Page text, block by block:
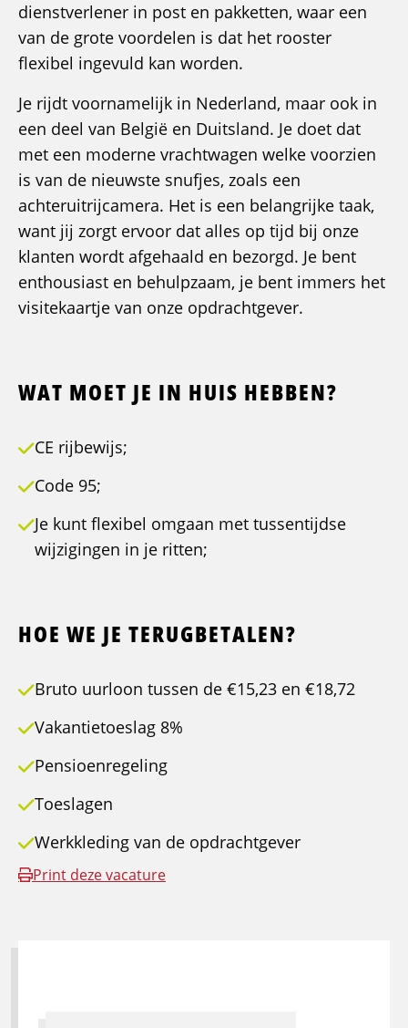
dienstverlener in post en pakketten, waar een
van de grote voordelen is dat het rooster
flexibel ingevuld kan worden.
Je rijdt voornamelijk in Nederland, maar ook in
een deel van België en Duitsland. Je doet dat
met een moderne vrachtwagen welke voorzien
is van de nieuwste snufjes, zoals een
achteruitrijcamera. Het is een belangrijke taak,
want jij zorgt ervoor dat alles op tijd bij onze
klanten wordt afgehaald en bezorgd. Je bent
enthousiast en behulpzaam, je bent immers het
visitekaartje van onze opdrachtgever.
WAT MOET JE IN HUIS HEBBEN?
CE rijbewijs;
Code 95;
Je kunt flexibel omgaan met tussentijdse
wijzigingen in je ritten;
HOE WE JE TERUGBETALEN?
Bruto uurloon tussen de €15,23 en €18,72
Vakantietoeslag 8%
Pensioenregeling
Toeslagen
Werkkleding van de opdrachtgever
Print deze vacature